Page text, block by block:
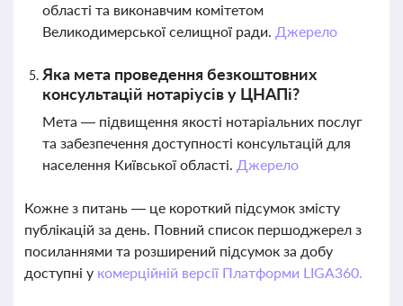
області та виконавчим комітетом
Великодимерської селищної ради. Джерело
Яка мета проведення безкоштовних
консультацій нотаріусів у ЦНАПі?
Мета — підвищення якості нотаріальних послуг
та забезпечення доступності консультацій для
населення Київської області. Джерело
Кожне з питань — це короткий підсумок змісту
публікацій за день. Повний список першоджерел з
посиланнями та розширений підсумок за добу
доступні у комерційній версії Платформи LIGA360.